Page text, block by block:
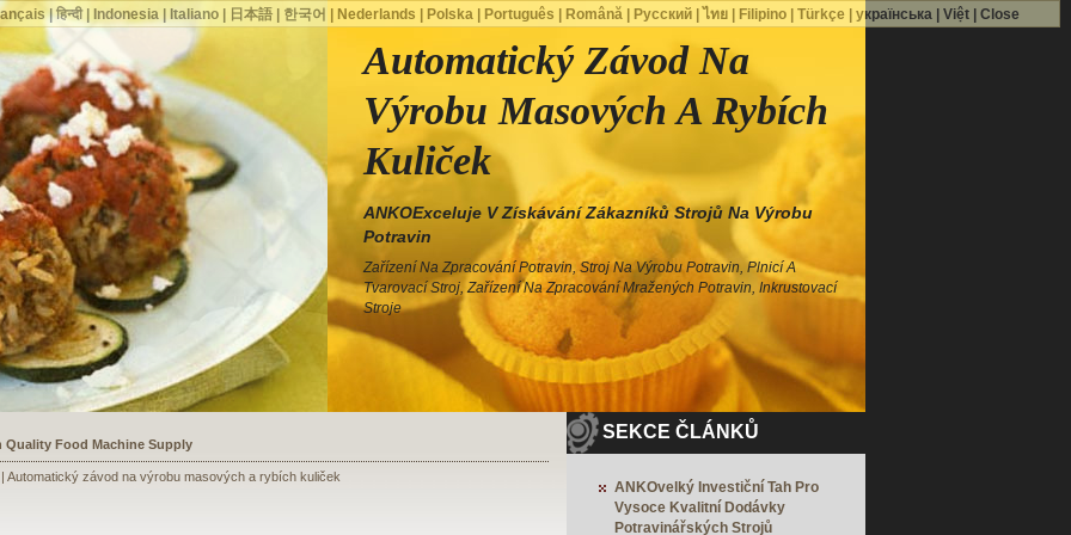
Automatický Závod Na
Výrobu Masových A Rybích
Kuliček
ANKOExceluje V Získávání Zákazníků Strojů Na Výrobu
Potravin
Zařízení Na Zpracování Potravin, Stroj Na Výrobu Potravin, Plnicí A
Tvarovací Stroj, Zařízení Na Zpracování Mražených Potravin, Inkrustovací
Stroje
a Shoe Seller to Start a Food Business
závod na výrobu masových a rybích kuliček
SEKCE ČLÁNKŮ
ANKOvelký Investiční Tah Pro
Vysoce Kvalitní Dodávky
Potravinářských Strojů
|हिन्दी| Indonesia| Italiano| 日本語| 한국어 Nederlands Polska| Português Română| Русский| ไทย| Filipino| Türkçe українська| Việt| Close